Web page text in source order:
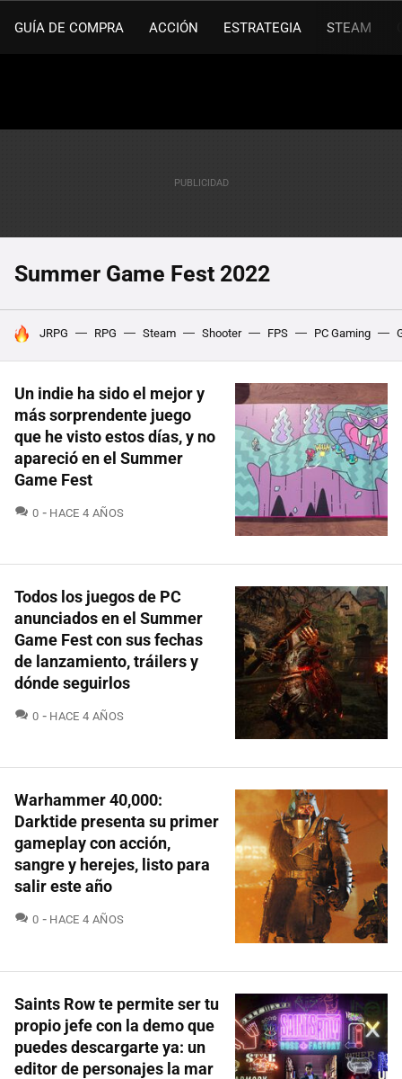
GUÍA DE COMPRA ACCIÓN ESTRATEGIA STEAM
Summer Game Fest 2022
HOY SE HABLA DE
JRPG RPG Steam Shooter FPS PC Gaming
Un indie ha sido el mejor y
más sorprendente juego
que he visto estos días, y no
apareció en el Summer
Game Fest
0 COMENTARIOS
HACE 4 AÑOS
Todos los juegos de PC
anunciados en el Summer
Game Fest con sus fechas
de lanzamiento, tráilers y
dónde seguirlos
0 COMENTARIOS
HACE 4 AÑOS
Warhammer 40,000:
Darktide presenta su primer
gameplay con acción,
sangre y herejes, listo para
salir este año
0 COMENTARIOS
HACE 4 AÑOS
Saints Row te permite ser tu
propio jefe con la demo que
puedes descargarte ya: un
editor de personajes la mar